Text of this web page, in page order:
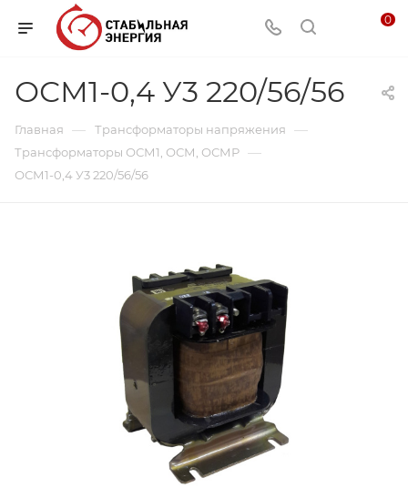
0
ОСМ1-0,4 У3 220/56/56
Главная — Трансформаторы напряжения —
Трансформаторы ОСМ1, ОСМ, ОСМР —
ОСМ1-0,4 У3 220/56/56